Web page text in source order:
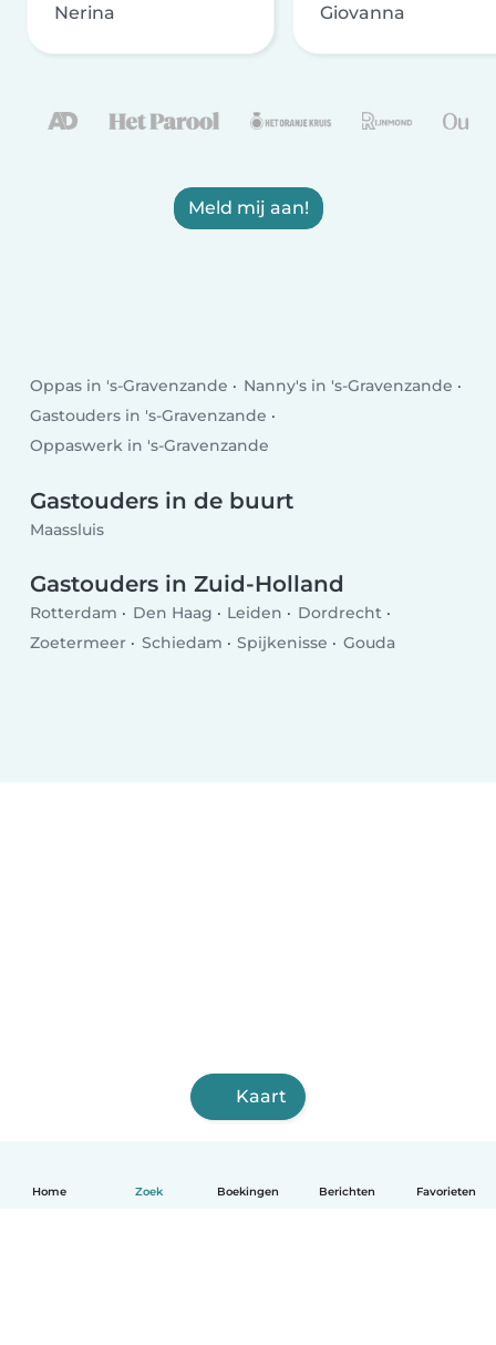
Home Zoek Boekingen Berichten Favorieten
Nerina Giovanna
Meld mij aan!
Oppas in 's-Gravenzande
Nanny's in 's-Gravenzande
Gastouders in 's-Gravenzande
Oppaswerk in 's-Gravenzande
Gastouders in de buurt
Maassluis
Gastouders in Zuid-Holland
Rotterdam Den Haag Leiden
Dordrecht
Zoetermeer
Schiedam Spijkenisse Gouda
Kaart